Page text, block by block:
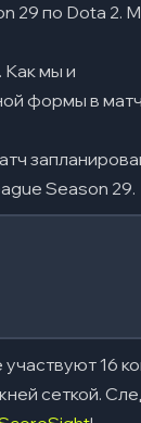
29 по Dota 2.
Как мы и
формы в
Season 29.
16
сеткой.